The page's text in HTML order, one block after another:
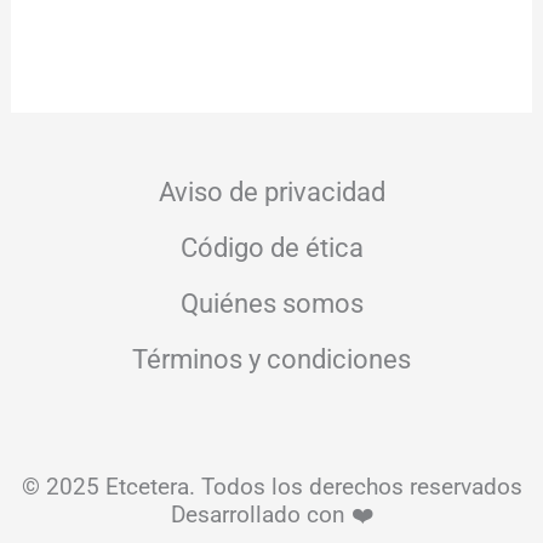
Aviso de privacidad
Código de ética
Quiénes somos
Términos y condiciones
© 2025 Etcetera. Todos los derechos reservados
Desarrollado con ❤️